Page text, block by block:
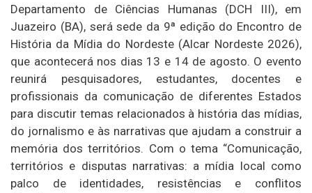
Departamento de Ciências Humanas (DCH III), em
Juazeiro (BA), será sede da 9ª edição do Encontro de
História da Mídia do Nordeste (Alcar Nordeste 2026),
que acontecerá nos dias 13 e 14 de agosto. O evento
reunirá pesquisadores, estudantes, docentes e
profissionais da comunicação de diferentes Estados
para discutir temas relacionados à história das mídias,
do jornalismo e às narrativas que ajudam a construir a
memória dos territórios. Com o tema “Comunicação,
territórios e disputas narrativas: a mídia local como
palco de identidades, resistências e conflitos